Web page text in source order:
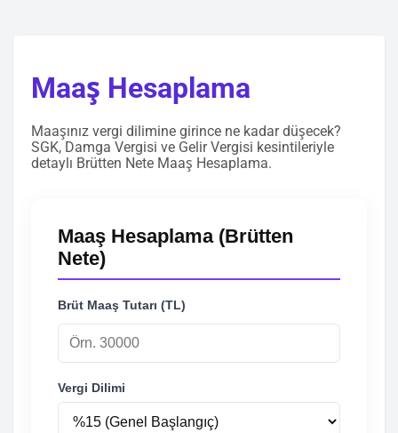
Maaş Hesaplama
Maaşınız vergi dilimine girince ne kadar düşecek?
SGK, Damga Vergisi ve Gelir Vergisi kesintileriyle
detaylı Brütten Nete Maaş Hesaplama.
Maaş Hesaplama (Brütten
Nete)
Brüt Maaş Tutarı (TL)
Vergi Dilimi